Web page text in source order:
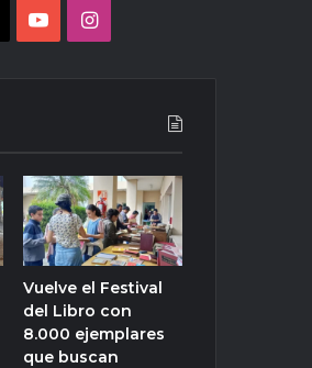
YouTubeInstagram
Vuelve el Festival
del Libro con
8.000 ejemplares
que buscan